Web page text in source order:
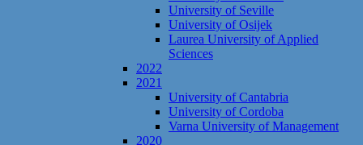
University of Seville
University of Osijek
Laurea University of Applied
Sciences
2022
2021
University of Cantabria
University of Cordoba
Varna University of Management
2020